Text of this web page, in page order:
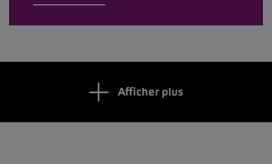
Afficher plus